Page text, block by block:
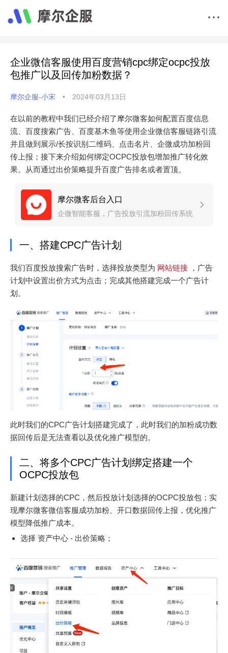
企业微信客服使用百度营销cpc绑定ocpc投放
包推广以及回传加粉数据？
摩尔企服-小宋 • 2024年03月13日
在以前的教程中我们已经介绍了摩尔微客如何配置百度信息
流、百度搜索广告、百度基木鱼等使用企业微信客服链路引流
并且做到展示/长按识别二维码、点击名片、企微成功加粉回
传上报；接下来介绍如何绑定OCPC投放包增加推广转化效
果。从而通过出价策略提升百度广告排名或者置顶。
摩尔微客后台入口
企微智能客服，广告投放引流加粉回传系统
一、搭建CPC广告计划
我们百度投放搜索广告时，选择投放类型为 网站链接 ，广告
计划中设置出价方式为点击；完成其他搭建完成一个广告计
划。
此时我们的CPC广告计划搭建完成了，此时我们的加粉成功数
据回传后是无法查看以及优化推广模型的。
二、将多个CPC广告计划绑定搭建一个
OCPC投放包
新建计划选择的CPC，然后投放计划选择的OCPC投放包；实
现摩尔微客微信客服成功加粉、开口数据回传上报，优化推广
模型降低推广成本。
选择 资产中心 - 出价策略；